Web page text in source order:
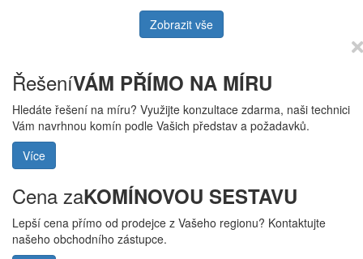
Zobrazit vše
ŘešeníVÁM PŘÍMO NA MÍRU
Hledáte řešení na míru? Využijte konzultace zdarma, naši technici
Vám navrhnou komín podle Vašich představ a požadavků.
Více
Cena zaKOMÍNOVOU SESTAVU
Lepší cena přímo od prodejce z Vašeho regionu? Kontaktujte
našeho obchodního zástupce.